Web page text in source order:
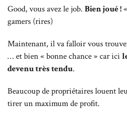
Good, vous avez le job. Bien joué !
gamers (rires)
Maintenant, il va falloir vous
… et bien « bonne chance » car ici
devenu très tendu.
Beaucoup de propriétaires louent
tirer un maximum de profit.